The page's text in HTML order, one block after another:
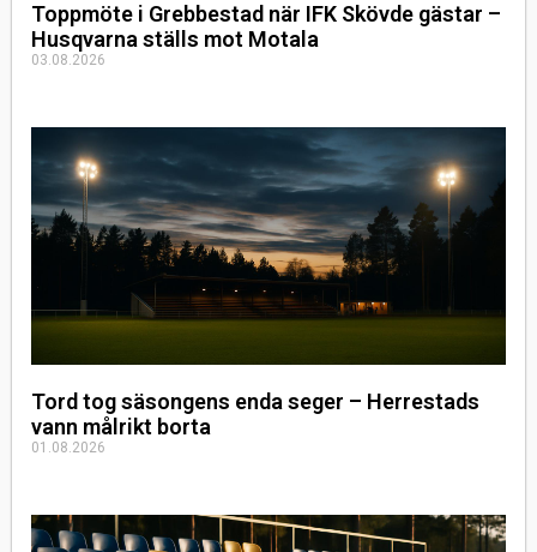
Toppmöte i Grebbestad när IFK Skövde gästar –
Husqvarna ställs mot Motala
03.08.2026
Tord tog säsongens enda seger – Herrestads
vann målrikt borta
01.08.2026